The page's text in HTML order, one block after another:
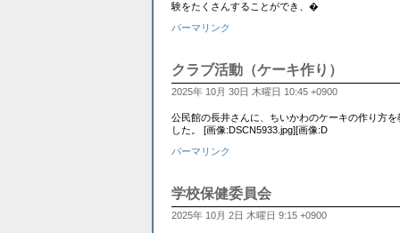
験をたくさんすることができ、�
パーマリンク
クラブ活動（ケーキ作り）
2025年 10月 30日 木曜日 10:45 +0900
公民館の長井さんに、ちいかわのケーキの作り方
した。 [画像:DSCN5933.jpg][画像:D
パーマリンク
学校保健委員会
2025年 10月 2日 木曜日 9:15 +0900